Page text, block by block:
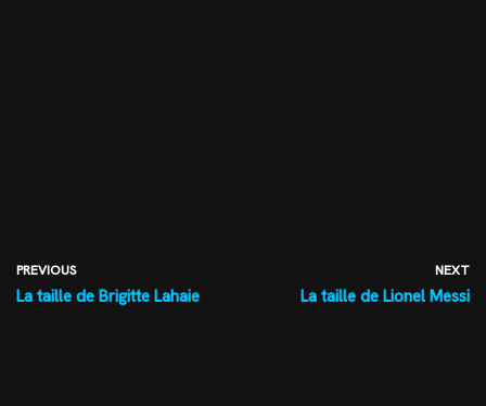
PREVIOUS
La taille de Brigitte Lahaie
NEXT
La taille de Lionel Messi